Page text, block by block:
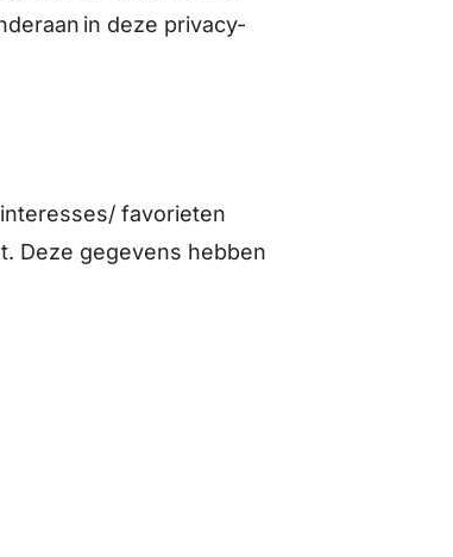
in deze privacy-
favorieten
Deze gegevens hebben